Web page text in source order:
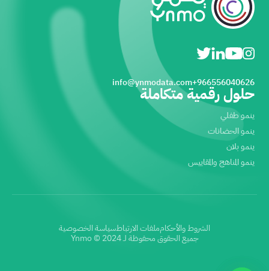
966556040626+
info@ynmodata.com
حلول رقمية متكاملة
ينمو طفلي
ينمو الحضانات
ينمو بلان
ينمو المناهج والمقاييس
جميع الحقوق محفوظة لـ Ynmo © 2024
الشروط والأحكامملفات الارتباطسياسة الخصوصية